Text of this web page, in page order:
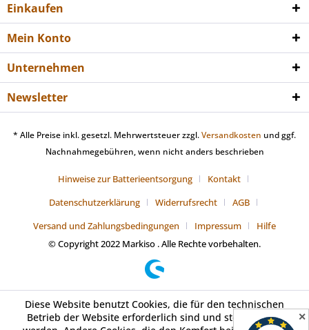
✕
Einkaufen
Mein Konto
Unternehmen
Newsletter
* Alle Preise inkl. gesetzl. Mehrwertsteuer zzgl.Versandkosten und ggf.
Nachnahmegebühren, wenn nicht anders beschrieben
Hinweise zur Batterieentsorgung
Kontakt
Datenschutzerklärung
Widerrufsrecht
AGB
Versand und Zahlungsbedingungen
Impressum
Hilfe
© Copyright 2022 Markiso . Alle Rechte vorbehalten.
Diese Website benutzt Cookies, die für den technischen
Betrieb der Website erforderlich sind und stets gesetzt